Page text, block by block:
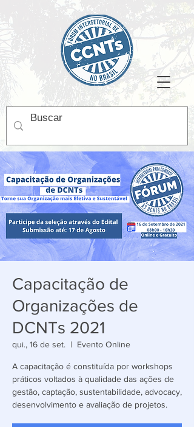
Capacitação de
Organizações de
DCNTs 2021
qui., 16 de set.
  |
Evento Online
A capacitação é constituída por workshops
práticos voltados à qualidade das ações de
gestão, captação, sustentabilidade, advocacy,
desenvolvimento e avaliação de projetos.